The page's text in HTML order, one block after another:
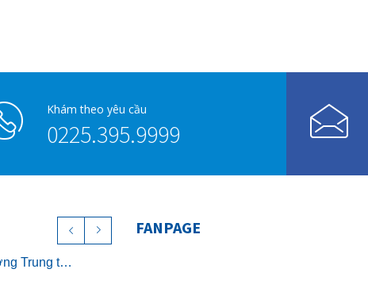
Khám theo yêu cầu
0225.395.9999
Chính thức khai trương Trung tâm Nghỉ dưỡng ở cữ cao cấp The Nest – Luxury Postpartum & Retreat
FANPAGE